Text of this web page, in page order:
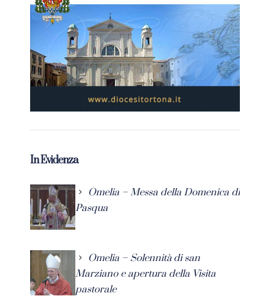
In Evidenza
Omelia – Messa della Domenica di
Pasqua
Omelia – Solennità di san
Marziano e apertura della Visita
pastorale